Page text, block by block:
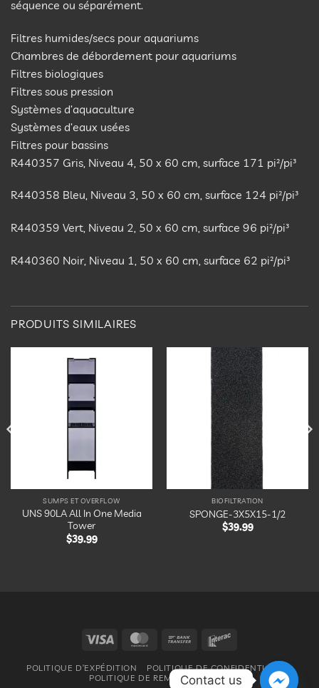
séquence ou séparément.
Filtres humides/secs pour aquariums
Chambres de débordement pour aquariums
Filtres biologiques
Filtres sous pression
Systèmes d’aquaculture
Systèmes d’eaux usées
Filtres pour bassins
R440357 Gris, Niveau 4, 50 x 60 cm, surface 171 pi²/pi³
R440358 Bleu, Niveau 3, 50 x 60 cm, surface 124 pi²/pi³
R440359 Vert, Niveau 2, 50 x 60 cm, surface 96 pi²/pi³
R440360 Noir, Niveau 1, 50 x 60 cm, surface 62 pi²/pi³
PRODUITS SIMILAIRES
SUMPS ET OVERFLOW
UNS 90LA All In One Media
Tower
$39.99
BIOFILTRATION
SPONGE-3X5X15-1/2
$39.99
Visa MasterCardBank
POLITIQUE D’EXPÉDITION
POLITIQUE DE CONFIDENTIALITÉ
POLITIQUE DE REMBOURSEMENT
Contact us